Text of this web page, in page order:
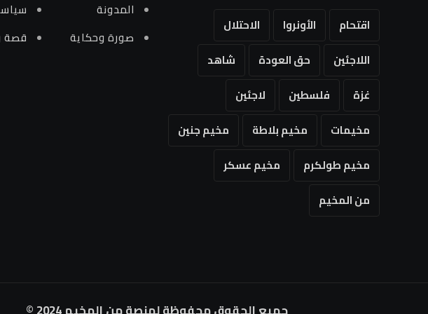
اقتحام الأونروا
الاحتلال
اللاجئين
حق العودة
شاهد
غزة
فلسطين
لاجئين
مخيمات
مخيم بلاطة
مخيم جنين
مخيم طولكرم
مخيم عسكر
من المخيم
المدونة
صورة وحكاية
قصة